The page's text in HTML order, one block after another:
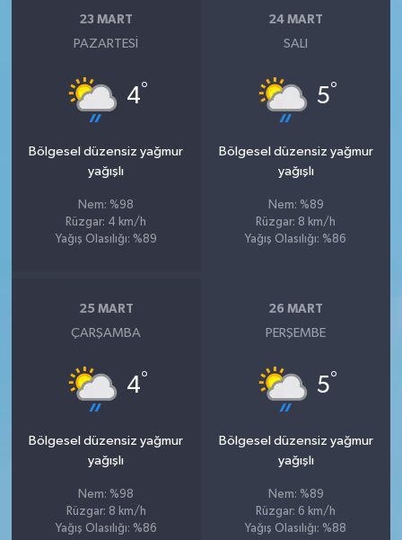
23 MART
PAZARTESI
4°
Bölgesel düzensiz yağmur
yağışlı
Nem: %98
Rüzgar: 4 km/h
Yağış Olasılığı: %89
24 MART
SALI
5°
Bölgesel düzensiz yağmur
yağışlı
Nem: %89
Rüzgar: 8 km/h
Yağış Olasılığı: %86
25 MART
ÇARŞAMBA
4°
Bölgesel düzensiz yağmur
yağışlı
Nem: %98
Rüzgar: 8 km/h
Yağış Olasılığı: %86
26 MART
PERŞEMBE
5°
Bölgesel düzensiz yağmur
yağışlı
Nem: %89
Rüzgar: 6 km/h
Yağış Olasılığı: %88